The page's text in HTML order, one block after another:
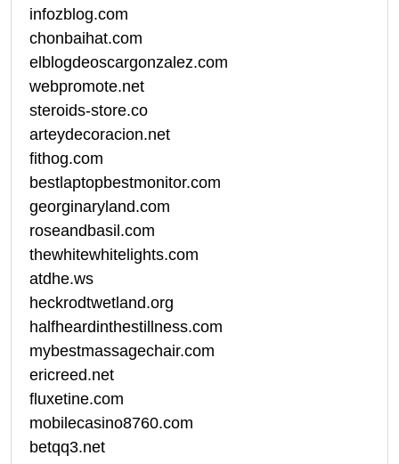
infozblog.com
chonbaihat.com
elblogdeoscargonzalez.com
webpromote.net
steroids-store.co
arteydecoracion.net
fithog.com
bestlaptopbestmonitor.com
georginaryland.com
roseandbasil.com
thewhitewhitelights.com
atdhe.ws
heckrodtwetland.org
halfheardinthestillness.com
mybestmassagechair.com
ericreed.net
fluxetine.com
mobilecasino8760.com
betqq3.net